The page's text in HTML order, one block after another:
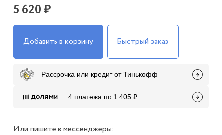
5 620 ₽
Добавить в корзину Быстрый заказ
Рассрочка или кредит от Тинькофф
4 платежа по 1 405 ₽
Или пишите в мессенджеры: